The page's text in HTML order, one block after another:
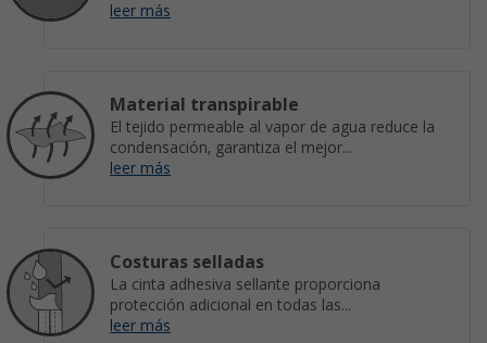
leer más
Material transpirable
El tejido permeable al vapor de agua reduce la
condensación, garantiza el mejor...
leer más
Costuras selladas
La cinta adhesiva sellante proporciona
protección adicional en todas las...
leer más